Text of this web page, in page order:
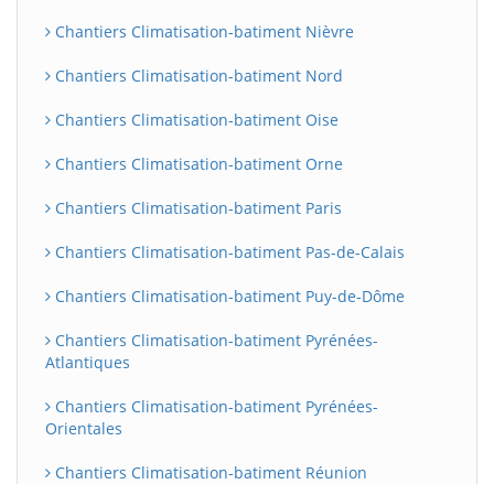
Chantiers Climatisation-batiment Nièvre
Chantiers Climatisation-batiment Nord
Chantiers Climatisation-batiment Oise
Chantiers Climatisation-batiment Orne
Chantiers Climatisation-batiment Paris
Chantiers Climatisation-batiment Pas-de-Calais
Chantiers Climatisation-batiment Puy-de-Dôme
Chantiers Climatisation-batiment Pyrénées-
Atlantiques
Chantiers Climatisation-batiment Pyrénées-
Orientales
Chantiers Climatisation-batiment Réunion